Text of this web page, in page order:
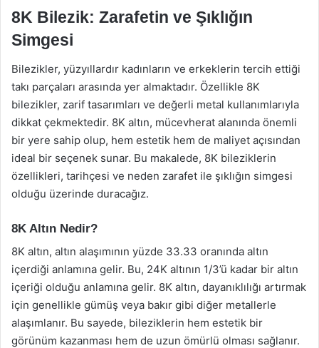
8K Bilezik: Zarafetin ve Şıklığın
Simgesi
Bilezikler, yüzyıllardır kadınların ve erkeklerin tercih ettiği
takı parçaları arasında yer almaktadır. Özellikle 8K
bilezikler, zarif tasarımları ve değerli metal kullanımlarıyla
dikkat çekmektedir. 8K altın, mücevherat alanında önemli
bir yere sahip olup, hem estetik hem de maliyet açısından
ideal bir seçenek sunar. Bu makalede, 8K bileziklerin
özellikleri, tarihçesi ve neden zarafet ile şıklığın simgesi
olduğu üzerinde duracağız.
8K Altın Nedir?
8K altın, altın alaşımının yüzde 33.33 oranında altın
içerdiği anlamına gelir. Bu, 24K altının 1/3’ü kadar bir altın
içeriği olduğu anlamına gelir. 8K altın, dayanıklılığı artırmak
için genellikle gümüş veya bakır gibi diğer metallerle
alaşımlanır. Bu sayede, bileziklerin hem estetik bir
görünüm kazanması hem de uzun ömürlü olması sağlanır.